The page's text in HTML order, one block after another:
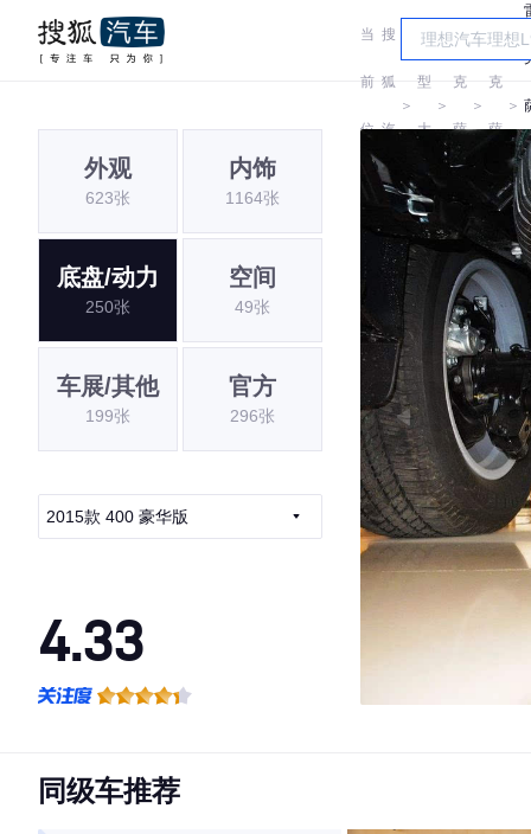
当
前
位
置:
搜
狐
汽
车
＞
车
型
大
全
＞
雷
克
萨
＞
雷
克
萨
＞
外观
623张
内饰
1164张
底盘/动力
250张
空间
49张
车展/其他
199张
官方
296张
2015款 400 豪华版
4.33
·空间表现一般，低于77%同级车
同级车推荐